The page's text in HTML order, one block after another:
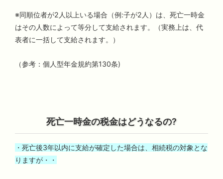
※同順位者が2人以上いる場合（例:子が2人）は、死亡一時金
はその人数によって等分して支給されます。（実務上は、代
表者に一括して支給されます。）
（参考：個人型年金規約第130条)
死亡一時金の税金はどうなるの?
・死亡後3年以内に支給が確定した場合は、相続税の対象とな
りますが・・